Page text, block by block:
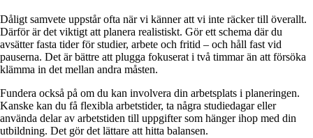
Dåligt samvete uppstår ofta när vi känner att vi inte räcker till överallt.
Därför är det viktigt att planera realistiskt. Gör ett schema där du
avsätter fasta tider för studier, arbete och fritid – och håll fast vid
pauserna. Det är bättre att plugga fokuserat i två timmar än att försöka
klämma in det mellan andra måsten.
Fundera också på om du kan involvera din arbetsplats i planeringen.
Kanske kan du få flexibla arbetstider, ta några studiedagar eller
använda delar av arbetstiden till uppgifter som hänger ihop med din
utbildning. Det gör det lättare att hitta balansen.